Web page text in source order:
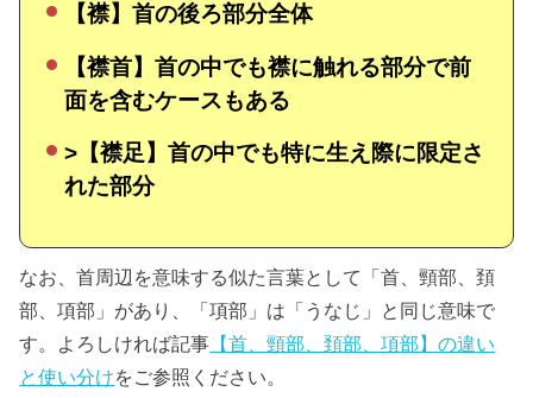
【襟】首の後ろ部分全体
【襟首】首の中でも襟に触れる部分で前
面を含むケースもある
>【襟足】首の中でも特に生え際に限定さ
れた部分
なお、首周辺を意味する似た言葉として「首、頸部、頚
部、項部」があり、「項部」は「うなじ」と同じ意味で
す。よろしければ記事 【首、頸部、頚部、項部】の違い
と使い分けをご参照ください。